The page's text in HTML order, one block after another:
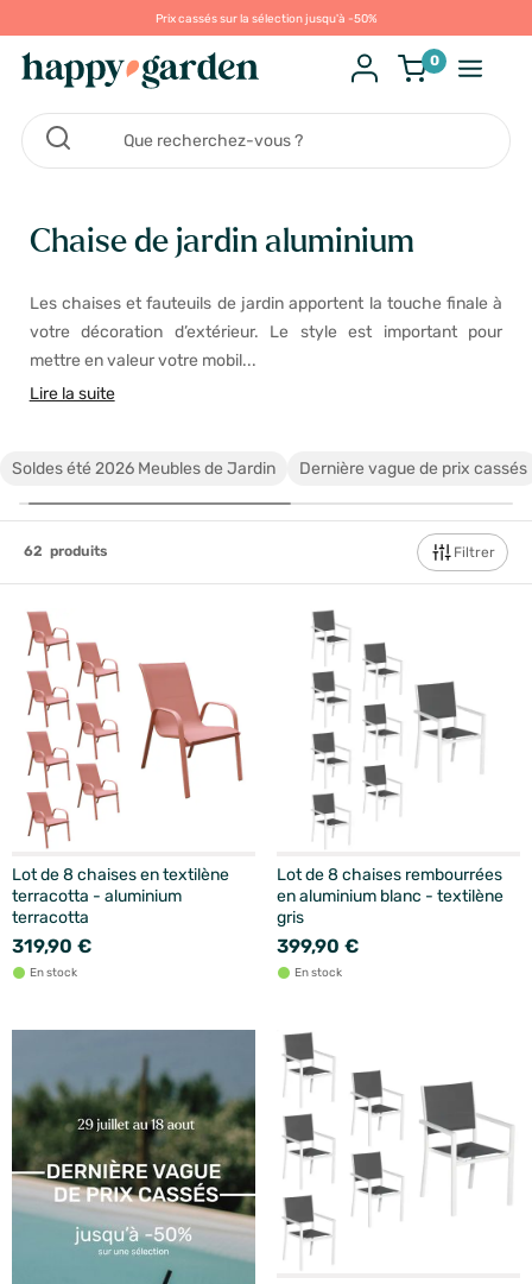
Prix cassés sur la sélection jusqu'à -50%
0
Chaise de jardin aluminium
Les chaises et fauteuils de jardin apportent la touche finale à
votre décoration d’extérieur. Le style est important pour
mettre en valeur votre mobil...
Lire la suite
Soldes été 2026 Meubles de Jardin Dernière vague de prix cassés
62 produits Filtrer
Lot de 8 chaises en textilène
terracotta - aluminium
terracotta
319,90 €
En stock
Lot de 8 chaises rembourrées
en aluminium blanc - textilène
gris
399,90 €
En stock